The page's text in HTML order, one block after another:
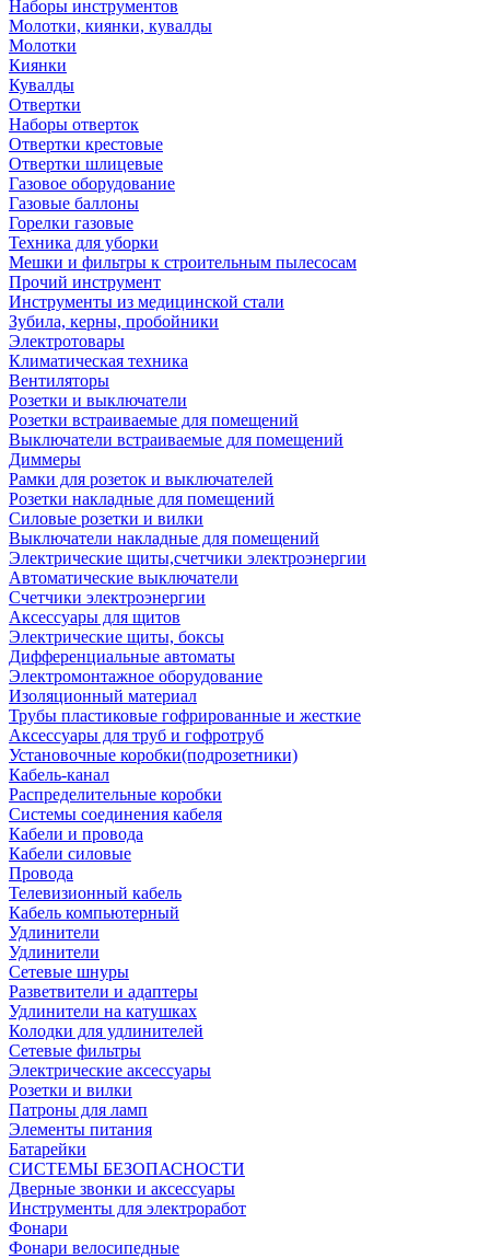
Наборы инструментов
Молотки, киянки, кувалды
Молотки
Киянки
Кувалды
Отвертки
Наборы отверток
Отвертки крестовые
Отвертки шлицевые
Газовое оборудование
Газовые баллоны
Горелки газовые
Техника для уборки
Мешки и фильтры к строительным пылесосам
Прочий инструмент
Инструменты из медицинской стали
Зубила, керны, пробойники
Электротовары
Климатическая техника
Вентиляторы
Розетки и выключатели
Розетки встраиваемые для помещений
Выключатели встраиваемые для помещений
Диммеры
Рамки для розеток и выключателей
Розетки накладные для помещений
Силовые розетки и вилки
Выключатели накладные для помещений
Электрические щиты,счетчики электроэнергии
Автоматические выключатели
Счетчики электроэнергии
Аксессуары для щитов
Электрические щиты, боксы
Дифференциальные автоматы
Электромонтажное оборудование
Изоляционный материал
Трубы пластиковые гофрированные и жесткие
Аксессуары для труб и гофротруб
Установочные коробки(подрозетники)
Кабель-канал
Распределительные коробки
Системы соединения кабеля
Кабели и провода
Кабели силовые
Провода
Телевизионный кабель
Кабель компьютерный
Удлинители
Удлинители
Сетевые шнуры
Разветвители и адаптеры
Удлинители на катушках
Колодки для удлинителей
Сетевые фильтры
Электрические аксессуары
Розетки и вилки
Патроны для ламп
Элементы питания
Батарейки
СИСТЕМЫ БЕЗОПАСНОСТИ
Дверные звонки и аксессуары
Инструменты для электроработ
Фонари
Фонари велосипедные